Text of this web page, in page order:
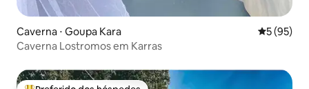
Caverna ⋅ Goupa Kara 5 de uma
5 (95)
Caverna Lostromos em Karras